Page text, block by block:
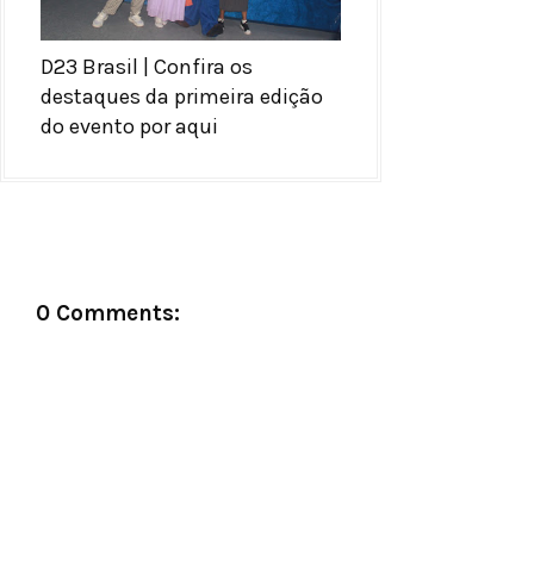
D23 Brasil | Confira os
destaques da primeira edição
do evento por aqui
0 Comments: